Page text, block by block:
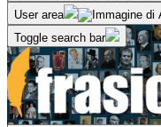
User area
Toggle search bar